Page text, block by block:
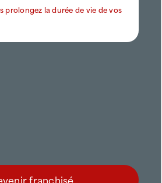
prolongez la durée de vie de vos
franchisé